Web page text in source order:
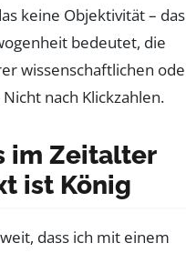
keine Objektivität – das
bedeutet, die
wissenschaftlichen
nach Klickzahlen.
im Zeitalter
ist König
dass ich mit einem